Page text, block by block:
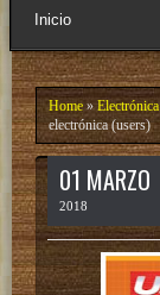
Home »Electrónica
electrónica (users)
01 MARZO
2018